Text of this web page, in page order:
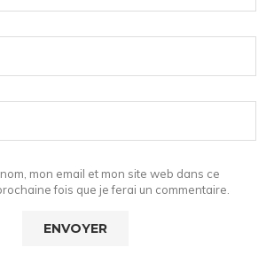
mon email et mon site web dans ce
fois que je ferai un commentaire.